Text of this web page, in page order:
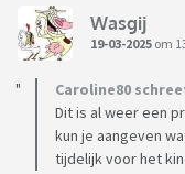
Wasgij
19-03-2025 om
Caroline80
Dit is al weer een
kun je aangeven
tijdelijk voor het